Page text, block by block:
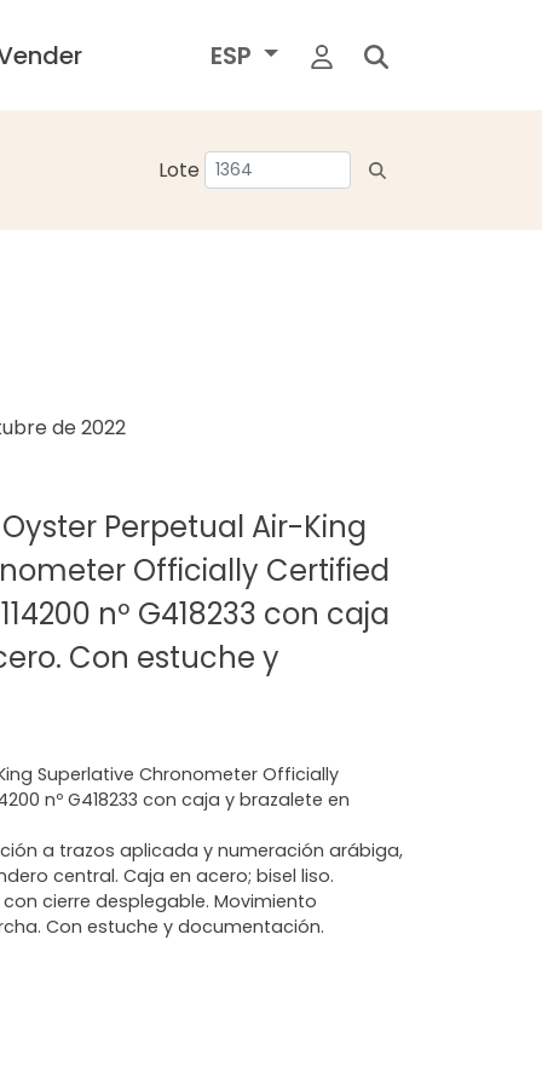
ESP
Lote
de 2022
Oyster Perpetual Air-King
Officially Certified
nº G418233 con caja
Con estuche y
Superlative Chronometer Officially
nº G418233 con caja y brazalete en
a trazos aplicada y numeración arábiga,
central. Caja en acero; bisel liso.
cierre desplegable. Movimiento
Con estuche y documentación.